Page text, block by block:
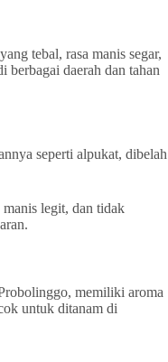
tebal, rasa manis segar,
berbagai daerah dan tahan
seperti alpukat, dibelah
legit, dan tidak
memiliki aroma
untuk ditanam di